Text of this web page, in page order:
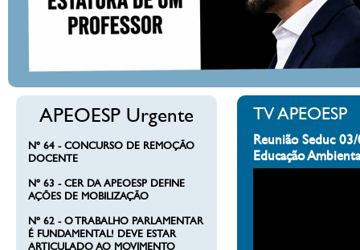
APEOESP Urgente
Nº 64 - CONCURSO DE REMOÇÃO
DOCENTE
Nº 63 - CER DA APEOESP DEFINE
AÇÕES DE MOBILIZAÇÃO
Nº 62 - O TRABALHO PARLAMENTAR
É FUNDAMENTAL! DEVE ESTAR
ARTICULADO AO MOVIMENTO
TV APEOESP
Reunião Seduc
Educação